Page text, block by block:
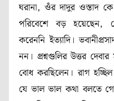
ঘরানা, ওঁর দাদুর ওস্তাদ
পরিবেশে বড় হয়েছেন,
করেননি ইত্যাদি।
নন। প্রশ্নগুলির উত্তর
বোধ করছিলেন। রাগ
যে ভাল ভাল কথা বলতে